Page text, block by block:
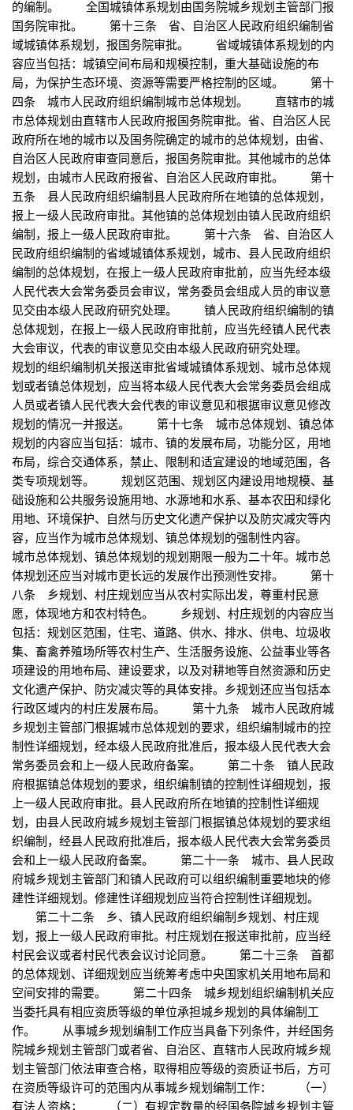
的编制。 全国城镇体系规划由国务院城乡规划主管部门报
国务院审批。 第十三条 省、自治区人民政府组织编制省
域城镇体系规划，报国务院审批。 省域城镇体系规划的内
容应当包括：城镇空间布局和规模控制，重大基础设施的布
局，为保护生态环境、资源等需要严格控制的区域。 第十
四条 城市人民政府组织编制城市总体规划。 直辖市的城
市总体规划由直辖市人民政府报国务院审批。省、自治区人民
政府所在地的城市以及国务院确定的城市的总体规划，由省、
自治区人民政府审查同意后，报国务院审批。其他城市的总体
规划，由城市人民政府报省、自治区人民政府审批。 第十
五条 县人民政府组织编制县人民政府所在地镇的总体规划，
报上一级人民政府审批。其他镇的总体规划由镇人民政府组织
编制，报上一级人民政府审批。 第十六条 省、自治区人
民政府组织编制的省域城镇体系规划，城市、县人民政府组织
编制的总体规划，在报上一级人民政府审批前，应当先经本级
人民代表大会常务委员会审议，常务委员会组成人员的审议意
见交由本级人民政府研究处理。 镇人民政府组织编制的镇
总体规划，在报上一级人民政府审批前，应当先经镇人民代表
大会审议，代表的审议意见交由本级人民政府研究处理。
规划的组织编制机关报送审批省域城镇体系规划、城市总体规
划或者镇总体规划，应当将本级人民代表大会常务委员会组成
人员或者镇人民代表大会代表的审议意见和根据审议意见修改
规划的情况一并报送。 第十七条 城市总体规划、镇总体
规划的内容应当包括：城市、镇的发展布局，功能分区，用地
布局，综合交通体系，禁止、限制和适宜建设的地域范围，各
类专项规划等。 规划区范围、规划区内建设用地规模、基
础设施和公共服务设施用地、水源地和水系、基本农田和绿化
用地、环境保护、自然与历史文化遗产保护以及防灾减灾等内
容，应当作为城市总体规划、镇总体规划的强制性内容。
城市总体规划、镇总体规划的规划期限一般为二十年。城市总
体规划还应当对城市更长远的发展作出预测性安排。 第十
八条 乡规划、村庄规划应当从农村实际出发，尊重村民意
愿，体现地方和农村特色。 乡规划、村庄规划的内容应当
包括：规划区范围，住宅、道路、供水、排水、供电、垃圾收
集、畜禽养殖场所等农村生产、生活服务设施、公益事业等各
项建设的用地布局、建设要求，以及对耕地等自然资源和历史
文化遗产保护、防灾减灾等的具体安排。乡规划还应当包括本
行政区域内的村庄发展布局。 第十九条 城市人民政府城
乡规划主管部门根据城市总体规划的要求，组织编制城市的控
制性详细规划，经本级人民政府批准后，报本级人民代表大会
常务委员会和上一级人民政府备案。 第二十条 镇人民政
府根据镇总体规划的要求，组织编制镇的控制性详细规划，报
上一级人民政府审批。县人民政府所在地镇的控制性详细规
划，由县人民政府城乡规划主管部门根据镇总体规划的要求组
织编制，经县人民政府批准后，报本级人民代表大会常务委员
会和上一级人民政府备案。 第二十一条 城市、县人民政
府城乡规划主管部门和镇人民政府可以组织编制重要地块的修
建性详细规划。修建性详细规划应当符合控制性详细规划。
第二十二条 乡、镇人民政府组织编制乡规划、村庄规
划，报上一级人民政府审批。村庄规划在报送审批前，应当经
村民会议或者村民代表会议讨论同意。 第二十三条 首都
的总体规划、详细规划应当统筹考虑中央国家机关用地布局和
空间安排的需要。 第二十四条 城乡规划组织编制机关应
当委托具有相应资质等级的单位承担城乡规划的具体编制工
作。 从事城乡规划编制工作应当具备下列条件，并经国务
院城乡规划主管部门或者省、自治区、直辖市人民政府城乡规
划主管部门依法审查合格，取得相应等级的资质证书后，方可
在资质等级许可的范围内从事城乡规划编制工作： （一）
有法人资格； （二）有规定数量的经国务院城乡规划主管